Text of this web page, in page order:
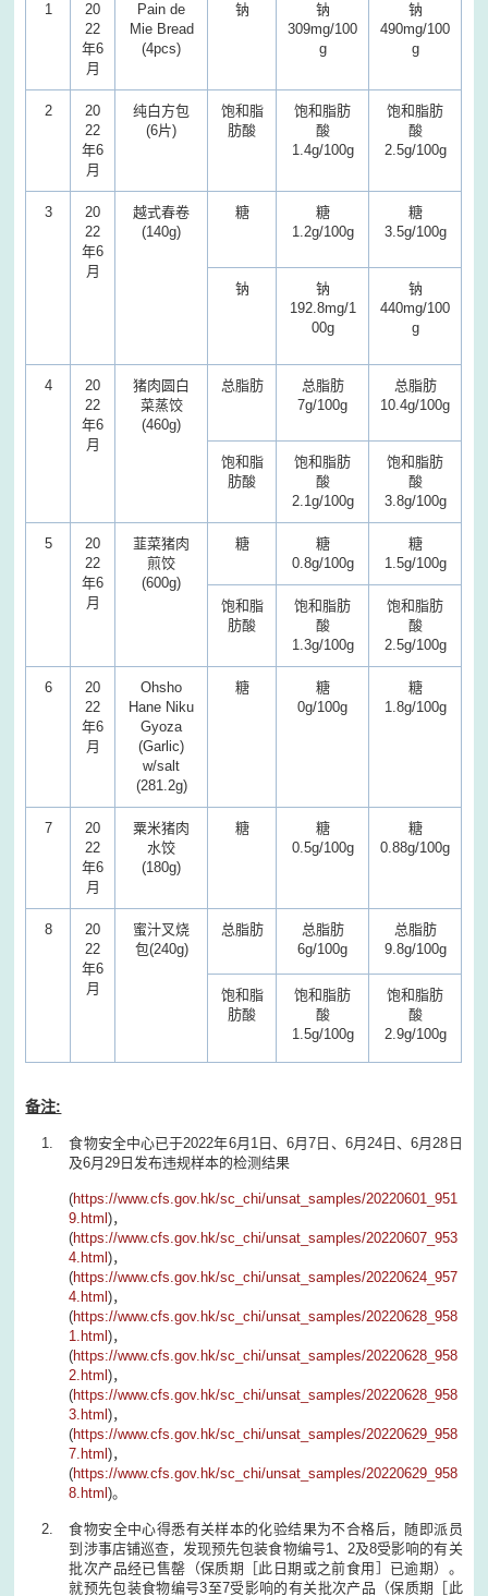
1
20
22
年6
月
Pain de
Mie Bread
(4pcs)
钠
钠
309mg/100
g
钠
490mg/100
g
2
20
22
年6
月
纯白方包
(6片)
饱和脂
肪酸
饱和脂肪
酸
1.4g/100g
饱和脂肪
酸
2.5g/100g
3
20
22
年6
月
越式春卷
(140g)
糖
糖
1.2g/100g
糖
3.5g/100g
钠
钠
192.8mg/1
00g
钠
440mg/100
g
4
20
22
年6
月
猪肉圆白
菜蒸饺
(460g)
总脂肪
总脂肪
7g/100g
总脂肪
10.4g/100g
饱和脂
肪酸
饱和脂肪
酸
2.1g/100g
饱和脂肪
酸
3.8g/100g
5
20
22
年6
月
韮菜猪肉
煎饺
(600g)
糖
糖
0.8g/100g
糖
1.5g/100g
饱和脂
肪酸
饱和脂肪
酸
1.3g/100g
饱和脂肪
酸
2.5g/100g
6
20
22
年6
月
Ohsho
Hane Niku
Gyoza
(Garlic)
w/salt
(281.2g)
糖
糖
0g/100g
糖
1.8g/100g
7
20
22
年6
月
粟米猪肉
水饺
(180g)
糖
糖
0.5g/100g
糖
0.88g/100g
8
20
22
年6
月
蜜汁叉烧
包(240g)
总脂肪
总脂肪
6g/100g
总脂肪
9.8g/100g
饱和脂
肪酸
饱和脂肪
酸
1.5g/100g
饱和脂肪
酸
2.9g/100g
备注:
食物安全中心已于2022年6月1日、6月7日、6月24日、6月28日
及6月29日发布违规样本的检测结果
(https://www.cfs.gov.hk/sc_chi/unsat_samples/20220601_951
9.html)，
(https://www.cfs.gov.hk/sc_chi/unsat_samples/20220607_953
4.html)，
(https://www.cfs.gov.hk/sc_chi/unsat_samples/20220624_957
4.html)，
(https://www.cfs.gov.hk/sc_chi/unsat_samples/20220628_958
1.html)，
(https://www.cfs.gov.hk/sc_chi/unsat_samples/20220628_958
2.html)，
(https://www.cfs.gov.hk/sc_chi/unsat_samples/20220628_958
3.html)，
(https://www.cfs.gov.hk/sc_chi/unsat_samples/20220629_958
7.html)，
(https://www.cfs.gov.hk/sc_chi/unsat_samples/20220629_958
8.html)。
食物安全中心得悉有关样本的化验结果为不合格后，随即派员
到涉事店铺巡查，发现预先包装食物编号1、2及8受影响的有关
批次产品经已售罄（保质期［此日期或之前食用］已逾期）。
就预先包装食物编号3至7受影响的有关批次产品（保质期［此